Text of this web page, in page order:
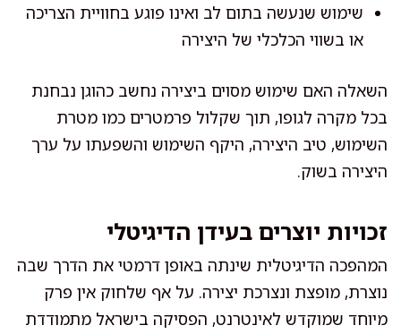
שימוש שנעשה בתום לב ואינו פוגע בחוויית הצריכה
או בשווי הכלכלי של היצירה
השאלה האם שימוש מסוים ביצירה נחשב כהוגן נבחנת
בכל מקרה לגופו, תוך שקלול פרמטרים כמו מטרת
השימוש, טיב היצירה, היקף השימוש והשפעתו על ערך
היצירה בשוק.
זכויות יוצרים בעידן הדיגיטלי
המהפכה הדיגיטלית שינתה באופן דרמטי את הדרך שבה
נוצרת, מופצת ונצרכת יצירה. על אף שלחוק אין פרק
מיוחד שמוקדש לאינטרנט, הפסיקה בישראל מתמודדת